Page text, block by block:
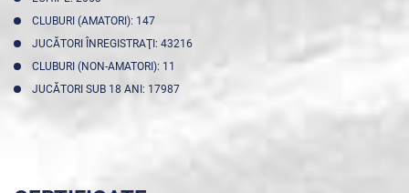
CLUBURI (AMATORI): 147
JUCĂTORI ÎNREGISTRAŢI: 43216
CLUBURI (NON-AMATORI): 11
JUCĂTORI SUB 18 ANI: 17987